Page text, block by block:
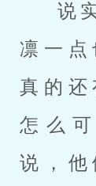
说
凛一
真的
怎么
说，